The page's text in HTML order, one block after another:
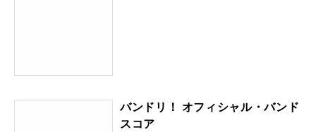
バンドリ！ オフィシャル・バンド
スコア